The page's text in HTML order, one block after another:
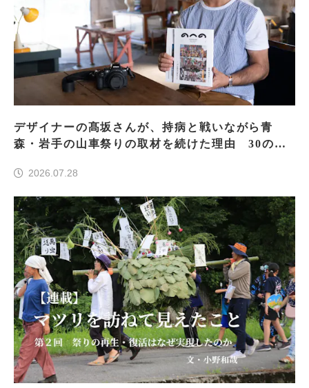
デザイナーの髙坂さんが、持病と戦いながら青
森・岩手の山車祭りの取材を続けた理由 30の山
2026.07.28